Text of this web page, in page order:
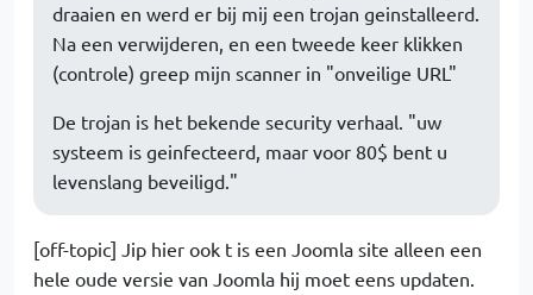
draaien en werd er bij mij een trojan geinstalleerd.
Na een verwijderen, en een tweede keer klikken
(controle) greep mijn scanner in "onveilige URL"
De trojan is het bekende security verhaal. "uw
systeem is geinfecteerd, maar voor 80$ bent u
levenslang beveiligd."
[off-topic] Jip hier ook t is een Joomla site alleen een
hele oude versie van Joomla hij moet eens updaten.